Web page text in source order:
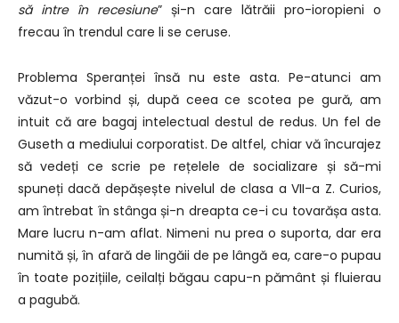
să intre în recesiune” și-n care lătrăii pro-ioropieni o
frecau în trendul care li se ceruse.
Problema Speranței însă nu este asta. Pe-atunci am
văzut-o vorbind și, după ceea ce scotea pe gură, am
intuit că are bagaj intelectual destul de redus. Un fel de
Guseth a mediului corporatist. De altfel, chiar vă încurajez
să vedeți ce scrie pe rețelele de socializare și să-mi
spuneți dacă depășește nivelul de clasa a VII-a Z. Curios,
am întrebat în stânga și-n dreapta ce-i cu tovarășa asta.
Mare lucru n-am aflat. Nimeni nu prea o suporta, dar era
numită și, în afară de lingăii de pe lângă ea, care-o pupau
în toate pozițiile, ceilalți băgau capu-n pământ și fluierau
a pagubă.